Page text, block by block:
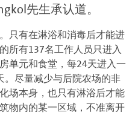
先生承认道。
只有在淋浴和消毒后才能进
所有137名工作人员只进入
单元和食堂，每24天进入一
。尽量减少与后院农场的非
场本身，也只有淋浴后才能
物内的某一区域，不准离开